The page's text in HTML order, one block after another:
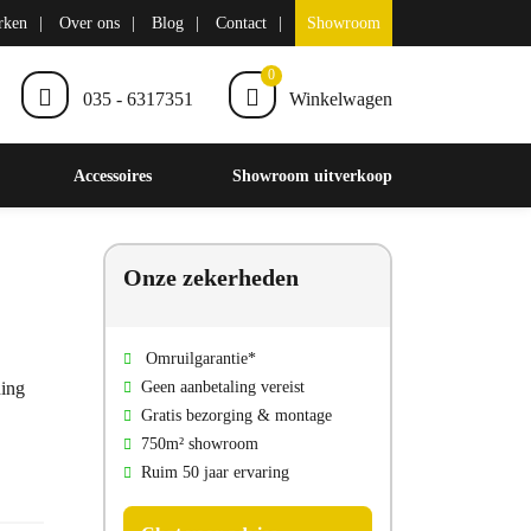
Over ons Blog Contact Showroom
035 - 6317351
0
Winkelwagen
Accessoires Showroom uitverkoop
Onze zekerheden
Omruilgarantie*
Geen aanbetaling vereist
Gratis bezorging & montage
750m² showroom
Ruim 50 jaar ervaring